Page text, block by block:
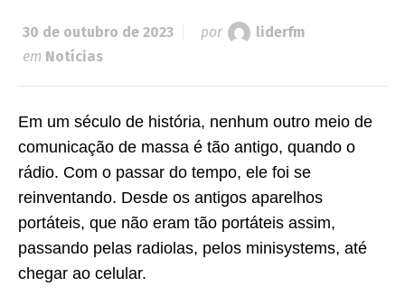
30 de outubro de 2023 por
liderfm
em Notícias
Em um século de história, nenhum outro meio de
comunicação de massa é tão antigo, quando o
rádio. Com o passar do tempo, ele foi se
reinventando. Desde os antigos aparelhos
portáteis, que não eram tão portáteis assim,
passando pelas radiolas, pelos minisystems, até
chegar ao celular.